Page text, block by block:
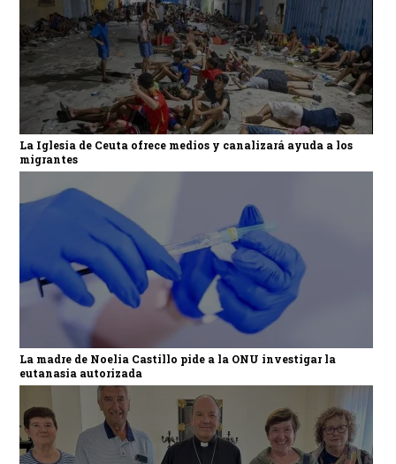
La Iglesia de Ceuta ofrece medios y canalizará ayuda a los
migrantes
La madre de Noelia Castillo pide a la ONU investigar la
eutanasia autorizada